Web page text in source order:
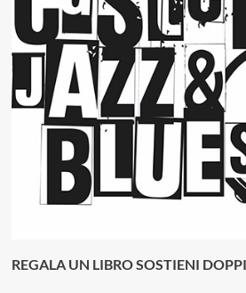
REGALA UN LIBRO SOSTIENI